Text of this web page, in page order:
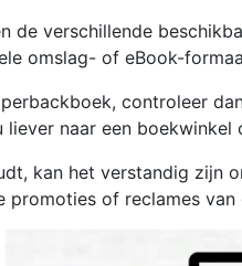
de verschillende
omslag- of eBook-
controleer
naar een boekwinkel
kan het verstandig zijn
promoties of reclames van